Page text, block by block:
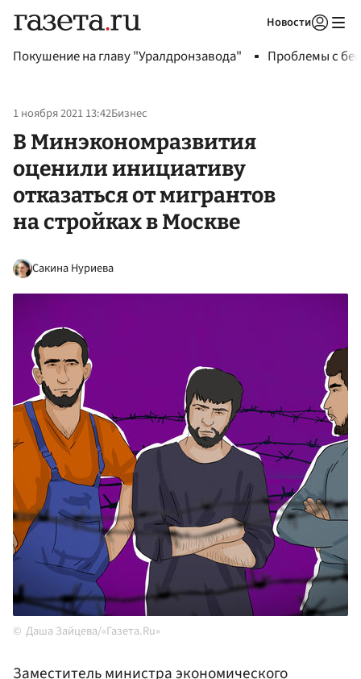
Новости
Покушение на главу "Уралдронзавода" Проблемы с
1 ноября 2021 13:42Бизнес
В Минэкономразвития
оценили инициативу
отказаться от мигрантов
на стройках в Москве
Сакина Нуриева
Даша Зайцева/«Газета.Ru»
Заместитель министра экономического